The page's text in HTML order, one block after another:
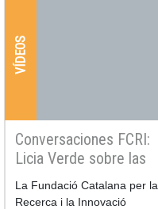
VÍDEOS
Conversaciones FCRI:
Licia Verde sobre las
ondas gravitacionales
La Fundació Catalana per la
Recerca i la Innovació